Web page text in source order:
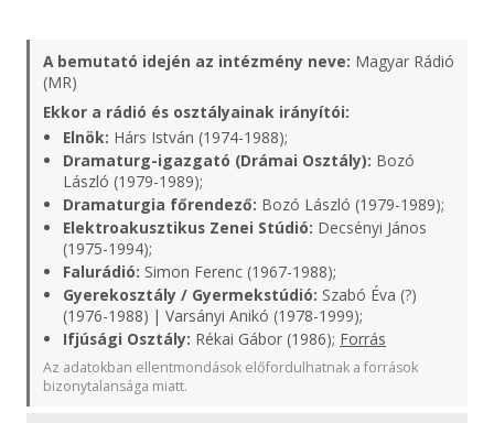
A bemutató idején az intézmény neve: Magyar Rádió
(MR)
Ekkor a rádió és osztályainak irányítói:
Elnök: Hárs István (1974-1988);
Dramaturg-igazgató (Drámai Osztály): Bozó
László (1979-1989);
Dramaturgia főrendező: Bozó László (1979-1989);
Elektroakusztikus Zenei Stúdió: Decsényi János
(1975-1994);
Falurádió: Simon Ferenc (1967-1988);
Gyerekosztály / Gyermekstúdió: Szabó Éva (?)
(1976-1988) | Varsányi Anikó (1978-1999);
Ifjúsági Osztály: Rékai Gábor (1986); Forrás
Az adatokban ellentmondások előfordulhatnak a források
bizonytalansága miatt.